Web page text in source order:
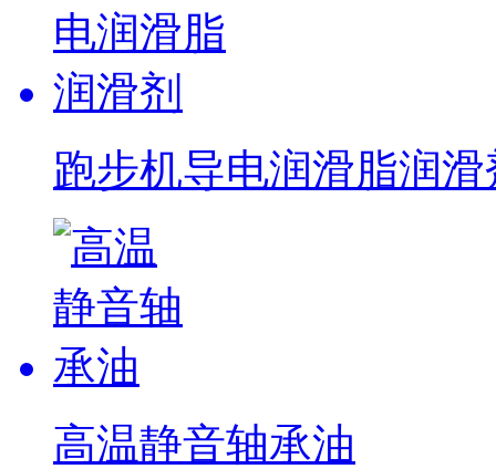
跑步机导电润滑脂润滑
高温静音轴承油